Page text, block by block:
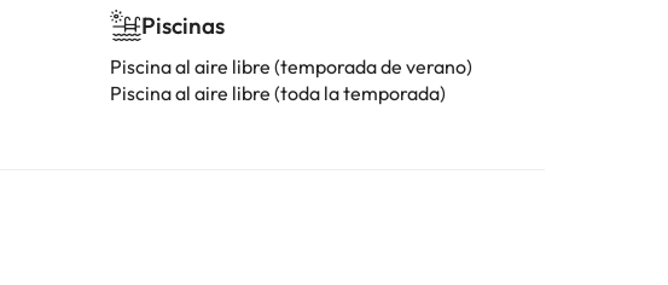
Piscinas
Piscina al aire libre (temporada de verano)
Piscina al aire libre (toda la temporada)